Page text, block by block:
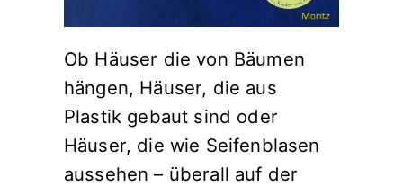
Ob Häuser die von Bäumen
hängen, Häuser, die aus
Plastik gebaut sind oder
Häuser, die wie Seifenblasen
aussehen – überall auf der